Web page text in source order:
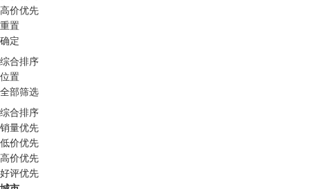
高价优先
重置
确定
综合排序
位置
全部筛选
综合排序
销量优先
低价优先
高价优先
好评优先